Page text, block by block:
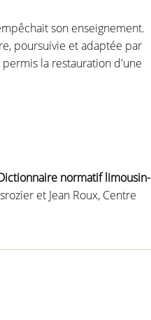
son enseignement.
poursuivie et adaptée par
la restauration d'une
normatif limousin-
et Jean Roux, Centre